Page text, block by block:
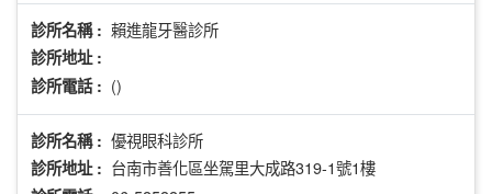
診所名稱 : 賴進龍牙醫診所
診所地址 :
診所電話 : ()
診所名稱 : 優視眼科診所
診所地址 : 台南市善化區坐駕里大成路319-1號1樓